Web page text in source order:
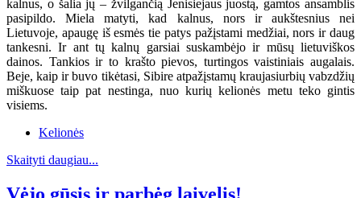
kalnus, o šalia jų – žvilgančią Jenisiejaus juostą, gamtos ansamblis
pasipildo. Miela matyti, kad kalnus, nors ir aukštesnius nei
Lietuvoje, apaugę iš esmės tie patys pažįstami medžiai, nors ir daug
tankesni. Ir ant tų kalnų garsiai suskambėjo ir mūsų lietuviškos
dainos. Tankios ir to krašto pievos, turtingos vaistiniais augalais.
Beje, kaip ir buvo tikėtasi, Sibire atpažįstamų kraujasiurbių vabzdžių
miškuose taip pat nestinga, nuo kurių kelionės metu teko gintis
visiems.
Kelionės
Skaityti daugiau...